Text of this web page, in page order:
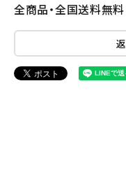
全商品・全国送料無料